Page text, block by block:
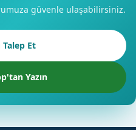
güvenle ulaşabilirsiniz.
Talep Et
Yazın